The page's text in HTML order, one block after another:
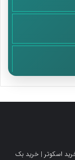
اسکوتر | خرید بک